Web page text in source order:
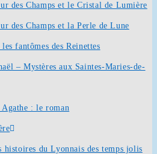
des Champs et le Cristal de Lumière
des Champs et la Perle de Lune
fantômes des Reinettes
– Mystères aux Saintes-Maries-de-
Agathe : le roman
histoires du Lyonnais des temps jolis